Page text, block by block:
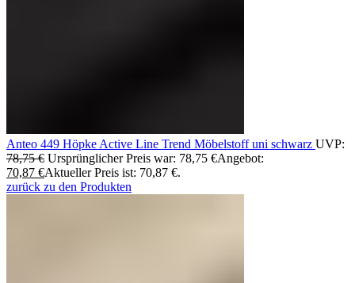
Anteo 449 Höpke Active Line Trend Möbelstoff uni schwarz UVP:
78,75€ Ursprünglicher Preis war: 78,75 €Angebot:
70,87 €Aktueller Preis ist: 70,87 €.
zurück zu den Produkten